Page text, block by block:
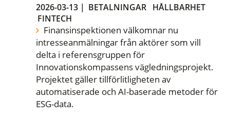
2026-03-13 | BETALNINGAR HÅLLBARHET
FINTECH
Finansinspektionen välkomnar nu
intresseanmälningar från aktörer som vill
delta i referensgruppen för
Innovationskompassens vägledningsprojekt.
Projektet gäller tillförlitligheten av
automatiserade och AI-baserade metoder för
ESG-data.